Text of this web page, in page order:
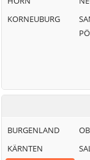
KORNEUBURG
BURGENLAND
KÄRNTEN